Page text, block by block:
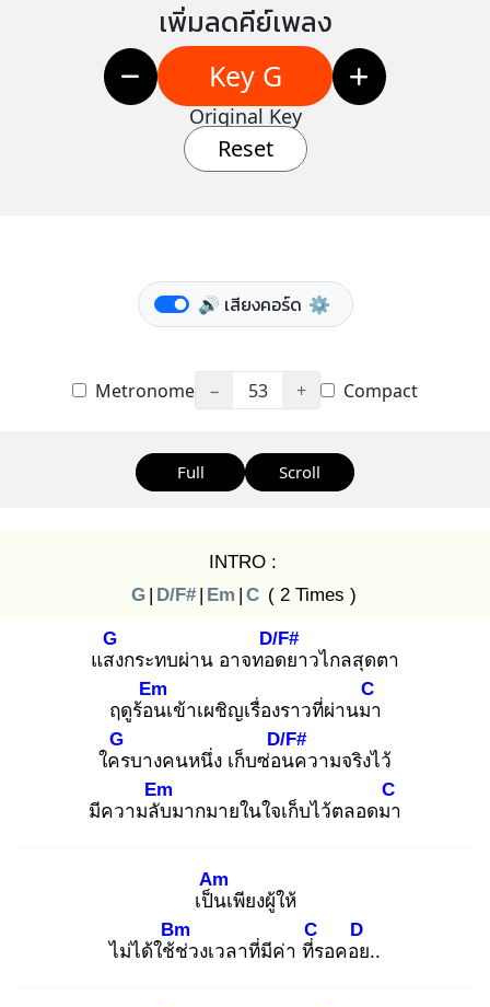
เพิ่มลดคีย์เพลง
Key G
Original Key
Reset
🔊 เสียงคอร์ด ⚙️
Metronome − 53 + Compact
Full Scroll
INTRO :
G | D/F# | Em | C ( 2 Times )
แสง
G
กระทบผ่าน อาจทอด
D/F#
ยาวไกลสุดตา
ฤดูร้อน
Em
เข้าเผชิญเรื่องราวที่ผ่านมา
C
ใคร
G
บางคนหนึ่ง เก็บซ่อน
D/F#
ความจริงไว้
มีความลับ
Em
มากมายในใจเก็บไว้ตลอดมา
C
เป็น
Am
เพียงผู้ให้
ไม่ได้ใช้ช่
Bm
วงเวลาที่มีค่า ที่ร
C
อคอย
D
..